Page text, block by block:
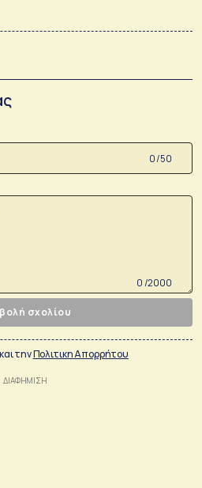
0 /50
0 /2000
σχολίου
και τηνΠολιτικη Απορρήτου